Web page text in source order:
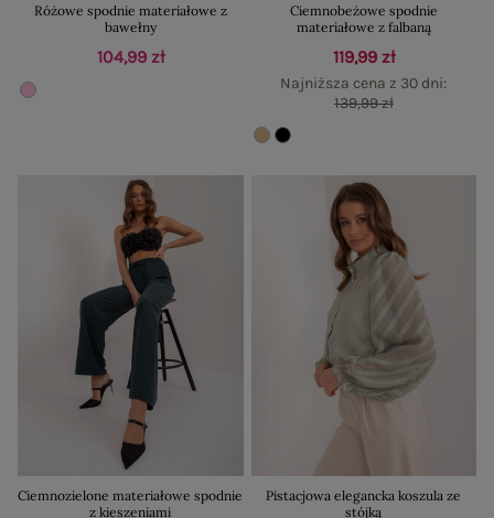
Różowe spodnie materiałowe z
bawełny
104,99 zł
Ciemnobeżowe spodnie
materiałowe z falbaną
119,99 zł
Najniższa cena z 30 dni:
139,99 zł
Ciemnozielone materiałowe spodnie
z kieszeniami
Pistacjowa elegancka koszula ze
stójką